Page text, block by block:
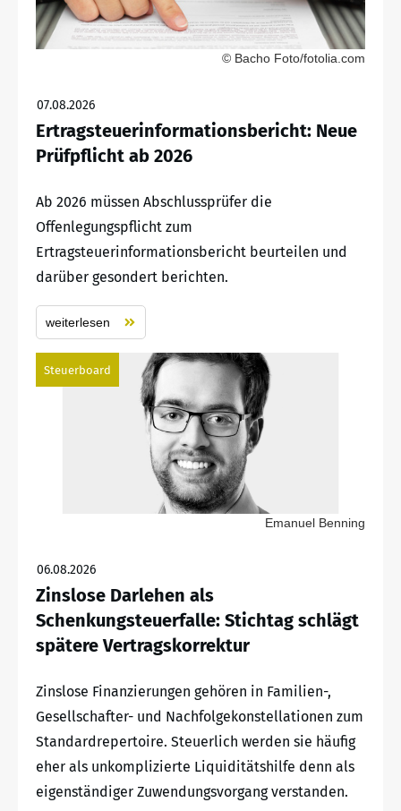
© Bacho Foto/fotolia.com
07.08.2026
Ertragsteuerinformationsbericht: Neue
Prüfpflicht ab 2026
Ab 2026 müssen Abschlussprüfer die
Offenlegungspflicht zum
Ertragsteuerinformationsbericht beurteilen und
darüber gesondert berichten.
weiterlesen
Steuerboard
Emanuel Benning
06.08.2026
Zinslose Darlehen als
Schenkungsteuerfalle: Stichtag schlägt
spätere Vertragskorrektur
Zinslose Finanzierungen gehören in Familien-,
Gesellschafter- und Nachfolgekonstellationen zum
Standardrepertoire. Steuerlich werden sie häufig
eher als unkomplizierte Liquiditätshilfe denn als
eigenständiger Zuwendungsvorgang verstanden.